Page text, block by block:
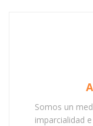
Somos un
imparcialidad